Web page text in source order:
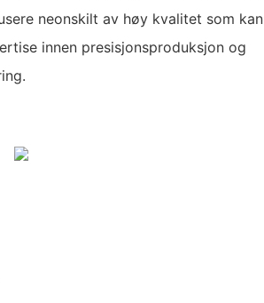
neonskilt av høy kvalitet som kan
innen presisjonsproduksjon og